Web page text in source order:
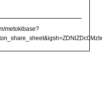
metokibase?